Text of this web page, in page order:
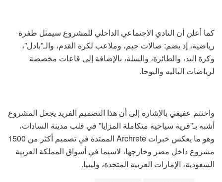
كما أعلن أن النادي الاجتماعي الداخلي للمشروع سيمثل طفرة
رياضية، إذ يضم: صالات جيم، وملاعب لكرة القدم، والـ”بادل”،
وكرة اليد، والطائرة، والسلة، بالإضافة إلى قاعات مخصصة
لرياضات الباليه واليوجا.
واختتم عفيفي بالإشارة إلى أن هذا التصميم الفريد يجعل المشروع
أشبه بـ”قرية سياحية متكاملة المزايا” في قلب مدينة السادات،
وهو ما يعكس خبرات Archrete الممتدة في تصميم أكثر من 1500
مشروع داخل مصر وخارجها، لاسيما في أسواق المملكة العربية
السعودية، الإمارات العربية المتحدة، وليبيا.